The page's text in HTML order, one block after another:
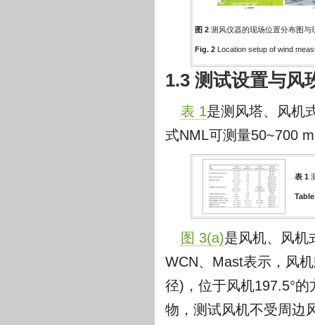
图 2 测风仪器的现场位置分布图与
Fig. 2 Location setup of wind
1.3 测试设置与风
表 1是测风塔、风机
式NML可测量50~700
表 1
图 3(a)是风机、风机
WCN、Mast表示，风
径)，位于风机197.5°
物，测试风机不受周边